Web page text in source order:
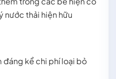
nước thải hiện hữu
đáng kể chi phí loại bỏ